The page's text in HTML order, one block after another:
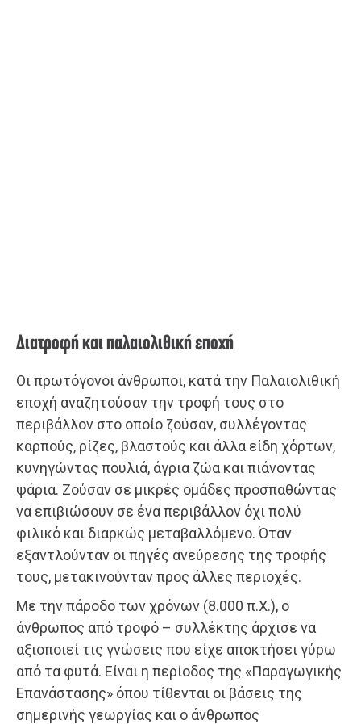
Διατροφή και παλαιολιθική εποχή
Οι πρωτόγονοι άνθρωποι, κατά την Παλαιολιθική
εποχή αναζητούσαν την τροφή τους στο
περιβάλλον στο οποίο ζούσαν, συλλέγοντας
καρπούς, ρίζες, βλαστούς και άλλα είδη χόρτων,
κυνηγώντας πουλιά, άγρια ζώα και πιάνοντας
ψάρια. Ζούσαν σε μικρές ομάδες προσπαθώντας
να επιβιώσουν σε ένα περιβάλλον όχι πολύ
φιλικό και διαρκώς μεταβαλλόμενο. Όταν
εξαντλούνταν οι πηγές ανεύρεσης της τροφής
τους, μετακινούνταν προς άλλες περιοχές.
Με την πάροδο των χρόνων (8.000 π.Χ.), ο
άνθρωπος από τροφό – συλλέκτης άρχισε να
αξιοποιεί τις γνώσεις που είχε αποκτήσει γύρω
από τα φυτά. Είναι η περίοδος της «Παραγωγικής
Επανάστασης» όπου τίθενται οι βάσεις της
σημερινής γεωργίας και ο άνθρωπος